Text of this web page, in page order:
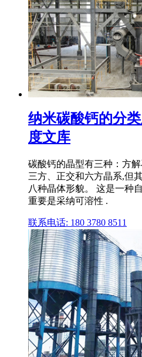
纳米碳酸钙的分
度文库
碳酸钙的晶型有三种：方
三方、正交和六方晶系,但
八种晶体形貌。 这是一种
重要是采纳可溶性 .
联系电话: 180 3780 8511